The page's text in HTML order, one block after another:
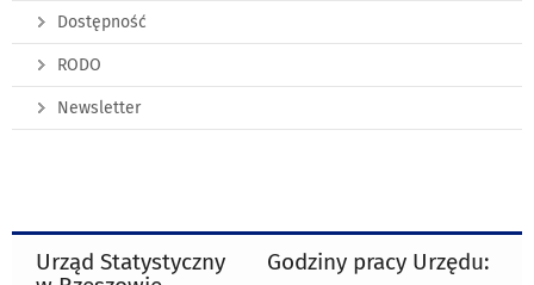
Dostępność
RODO
Newsletter
Urząd Statystyczny
Godziny pracy Urzędu: